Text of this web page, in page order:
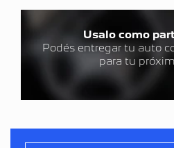
Usalo como
Podés entregar tu auto
para tu